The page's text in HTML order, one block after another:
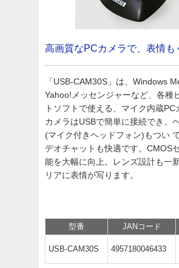
高画質なPCカメラで、表情も
「USB-CAM30S」は、Windows
Yahoo!メッセンジャーなど、各種
トソフトで使える、マイク内蔵PC
カメラはUSBで簡単に接続でき、
(マイク付きヘッドフォン)もつい
デオチャットも快適です。CMOS
能を大幅に向上。レンズ設計も一
リアに表情が写ります。
型番 JANコード
USB-CAM30S 4957180046433